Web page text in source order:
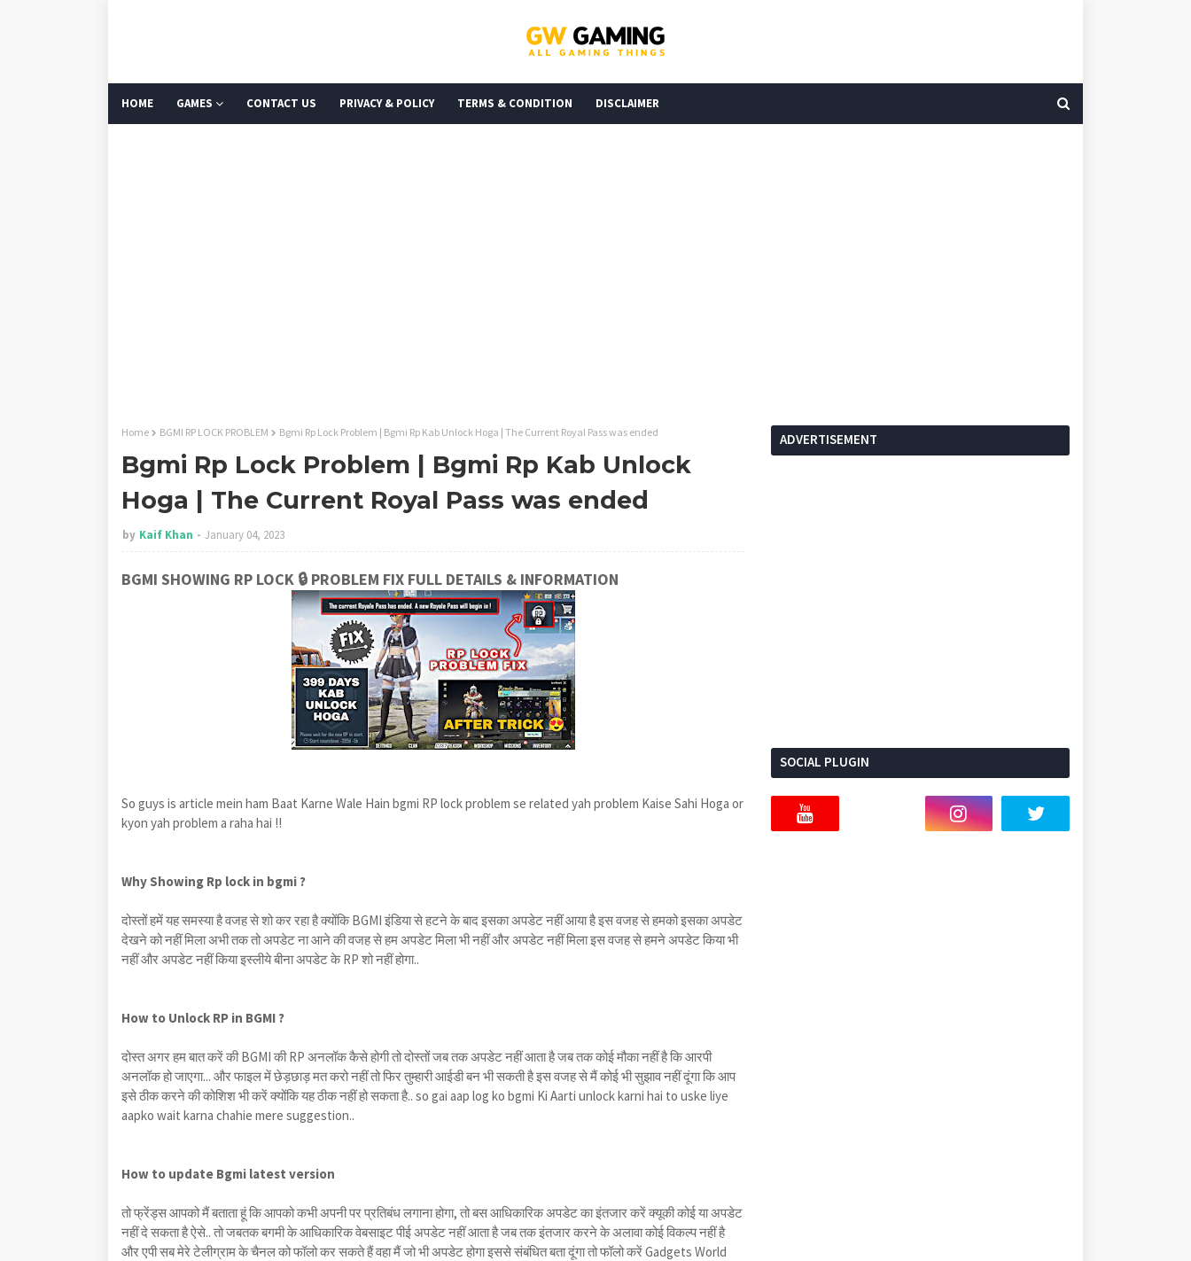
HOME GAMES CONTACT US PRIVACY & POLICY TERMS & CONDITION DISCLAIMER
Home BGMI RP LOCK PROBLEM Bgmi Rp Lock Problem | Bgmi Rp Kab Unlock Hoga | The Current Royal Pass was ended
Bgmi Rp Lock Problem | Bgmi Rp Kab Unlock
Hoga | The Current Royal Pass was ended
by Kaif Khan January 04, 2023
BGMI SHOWING RP LOCK 🔒 PROBLEM FIX FULL DETAILS & INFORMATION
So guys is article mein ham Baat Karne Wale Hain bgmi RP lock problem se related yah problem Kaise Sahi Hoga or
kyon yah problem a raha hai !!
Why Showing Rp lock in bgmi ?
दोस्तों हमें यह समस्या है वजह से शो कर रहा है क्योंकि BGMI इंडिया से हटने के बाद इसका अपडेट नहीं आया है इस वजह से हमको इसका अपडेट
देखने को नहीं मिला अभी तक तो अपडेट ना आने की वजह से हम अपडेट मिला भी नहीं और अपडेट नहीं मिला इस वजह से हमने अपडेट किया भी
नहीं और अपडेट नहीं किया इस्लीये बीना अपडेट के RP शो नहीं होगा..
How to Unlock RP in BGMI ?
दोस्त अगर हम बात करें की BGMI की RP अनलॉक कैसे होगी तो दोस्तों जब तक अपडेट नहीं आता है जब तक कोई मौका नहीं है कि आरपी
अनलॉक हो जाएगा... और फाइल में छेड़छाड़ मत करो नहीं तो फिर तुम्हारी आईडी बन भी सकती है इस वजह से मैं कोई भी सुझाव नहीं दूंगा कि आप
इसे ठीक करने की कोशिश भी करें क्योंकि यह ठीक नहीं हो सकता है.. so gai aap log ko bgmi Ki Aarti unlock karni hai to uske liye
aapko wait karna chahie mere suggestion..
How to update Bgmi latest version
तो फ्रेंड्स आपको मैं बताता हूं कि आपको कभी अपनी पर प्रतिबंध लगाना होगा, तो बस आधिकारिक अपडेट का इंतजार करें क्यूकी कोई या अपडेट
नहीं दे सकता है ऐसे.. तो जबतक बगमी के आधिकारिक वेबसाइट पीई अपडेट नहीं आता है जब तक इंतजार करने के अलावा कोई विकल्प नहीं है
और एपी सब मेरे टेलीग्राम के चैनल को फॉलो कर सकते हैं वहा मैं जो भी अपडेट होगा इससे संबंधित बता दूंगा तो फॉलो करें Gadgets World
ADVERTISEMENT
SOCIAL PLUGIN